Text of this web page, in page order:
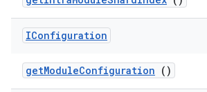
IConfiguration
getModuleConfiguration ()